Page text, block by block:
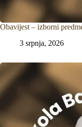
Obavijest – izborni
3 srpnja, 2026